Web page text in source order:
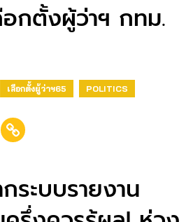
กตั้งผู้ว่าฯ กทม.
เลือกตั้งผู้ว่าฯ65 POLITICS
ระบบรายงาน